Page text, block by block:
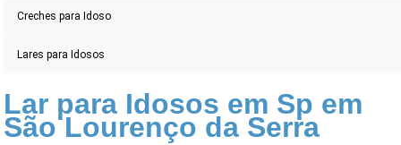
Creches para Idoso
Lares para Idosos
Lar para Idosos em Sp em
São Lourenço da Serra